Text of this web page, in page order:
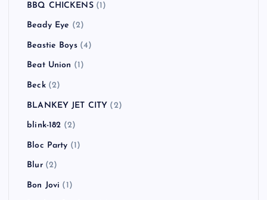
BBQ CHICKENS(1)
Beady Eye (2)
Beastie Boys(4)
Beat Union (1)
Beck(2)
BLANKEY JET CITY (2)
blink-182 (2)
Bloc Party (1)
Blur(2)
Bon Jovi (1)